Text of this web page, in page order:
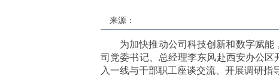
来源：
为加快推动公司科技创新和数字赋
司党委书记、总经理李东风赴西安办公
入一线与干部职工座谈交流、开展调研指